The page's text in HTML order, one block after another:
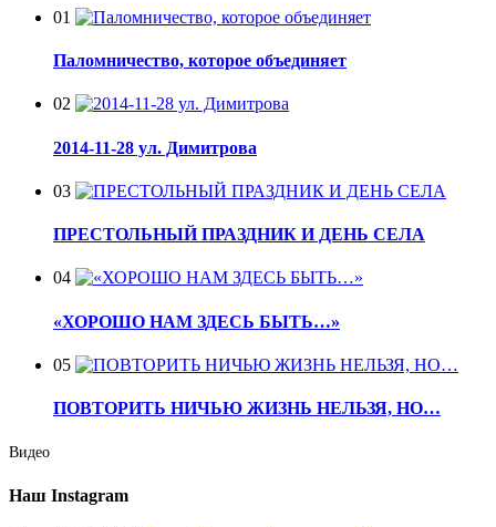
01
Паломничество, которое объединяет
02
2014-11-28 ул. Димитрова
03
ПРЕСТОЛЬНЫЙ ПРАЗДНИК И ДЕНЬ СЕЛА
04
«ХОРОШО НАМ ЗДЕСЬ БЫТЬ…»
05
ПОВТОРИТЬ НИЧЬЮ ЖИЗНЬ НЕЛЬЗЯ, НО…
Видео
Наш Instagram